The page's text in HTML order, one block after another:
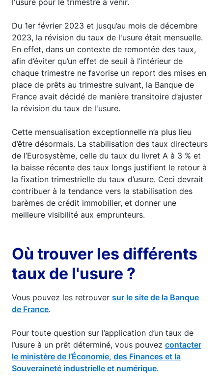
l'usure pour le trimestre à venir.
Du 1er février 2023 et jusqu’au mois de décembre
2023, la révision du taux de l'usure était mensuelle.
En effet, dans un contexte de remontée des taux,
afin d’éviter qu’un effet de seuil à l’intérieur de
chaque trimestre ne favorise un report des mises en
place de prêts au trimestre suivant, la Banque de
France avait décidé de manière transitoire d’ajuster
la révision du taux de l'usure.
Cette mensualisation exceptionnelle n’a plus lieu
d’être désormais. La stabilisation des taux directeurs
de l’Eurosystème, celle du taux du livret A à 3 % et
la baisse récente des taux longs justifient le retour à
la fixation trimestrielle du taux d’usure. Ceci devrait
contribuer à la tendance vers la stabilisation des
barèmes de crédit immobilier, et donner une
meilleure visibilité aux emprunteurs.
Où trouver les différents
taux de l'usure ?
Vous pouvez les retrouver sur le site de la Banque
de France.
Pour toute question sur l’application d’un taux de
l’usure à un prêt déterminé, vous pouvez contacter
le ministère de l’Économie, des Finances et la
Souveraineté industrielle et numérique.